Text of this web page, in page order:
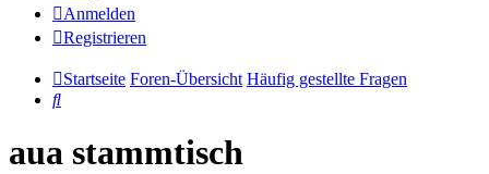
Anmelden
Registrieren
Startseite Foren-Übersicht Häufig gestellte Fragen
Suche
aua stammtisch